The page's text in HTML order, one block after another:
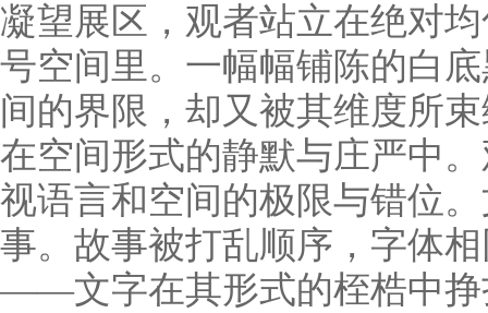
凝望展区，观者站立在绝对
号空间里。一幅幅铺陈的白
间的界限，却又被其维度所
在空间形式的静默与庄严中
视语言和空间的极限与错位
事。故事被打乱顺序，字体
——文字在其形式的桎梏中挣